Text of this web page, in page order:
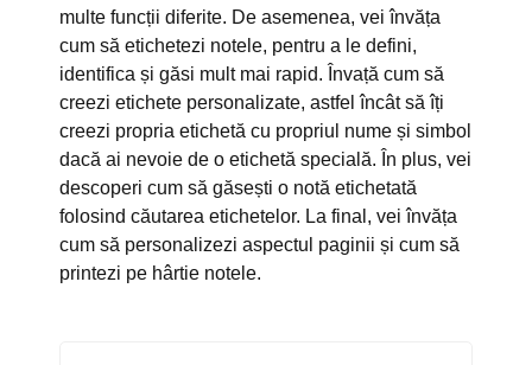
multe funcții diferite. De asemenea, vei învăța
cum să etichetezi notele, pentru a le defini,
identifica și găsi mult mai rapid. Învață cum să
creezi etichete personalizate, astfel încât să îți
creezi propria etichetă cu propriul nume și simbol
dacă ai nevoie de o etichetă specială. În plus, vei
descoperi cum să găsești o notă etichetată
folosind căutarea etichetelor. La final, vei învăța
cum să personalizezi aspectul paginii și cum să
printezi pe hârtie notele.